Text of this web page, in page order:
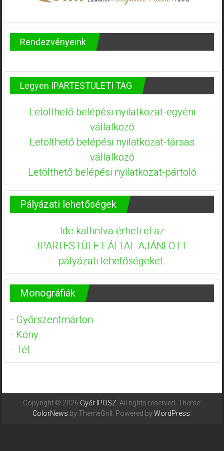
Rendezvényeink
Legyen IPARTESTÜLETI TAG
Letölthető belépési nyilatkozat-egyéni
vállalkozó
Letölthető belépési nyilatkozat-társas
vállalkozó
Letölthető belépési nyilatkozat-pártoló
Pályázati lehetőségek
Ide kattintva érheti el az
IPARTESTÜLET ÁLTAL AJÁNLOTT
pályázati lehetőségeket.
Monográfiák
- Győrszentmárton
- Kóny
- Tét
Copyright © 2026 Győr IPOSZ . All rights reserved. Theme:
ColorNews by ThemeGrill. Powered byWordPress